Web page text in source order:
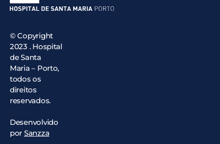
© Copyright
2023 . Hospital
de Santa
Maria – Porto,
todos os
direitos
reservados.
Desenvolvido
por Sanzza